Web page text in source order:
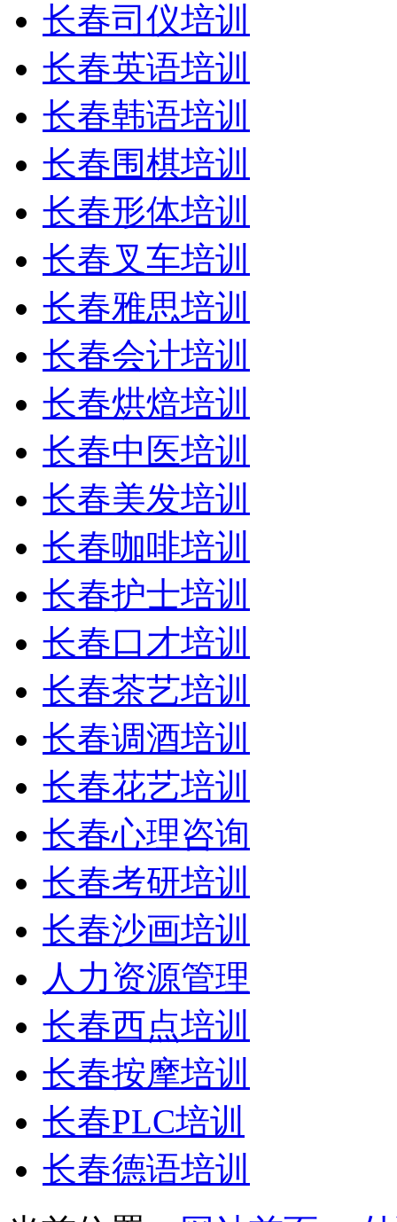
长春司仪培训
长春英语培训
长春韩语培训
长春围棋培训
长春形体培训
长春叉车培训
长春雅思培训
长春会计培训
长春烘焙培训
长春中医培训
长春美发培训
长春咖啡培训
长春护士培训
长春口才培训
长春茶艺培训
长春调酒培训
长春花艺培训
长春心理咨询
长春考研培训
长春沙画培训
人力资源管理
长春西点培训
长春按摩培训
长春PLC培训
长春德语培训